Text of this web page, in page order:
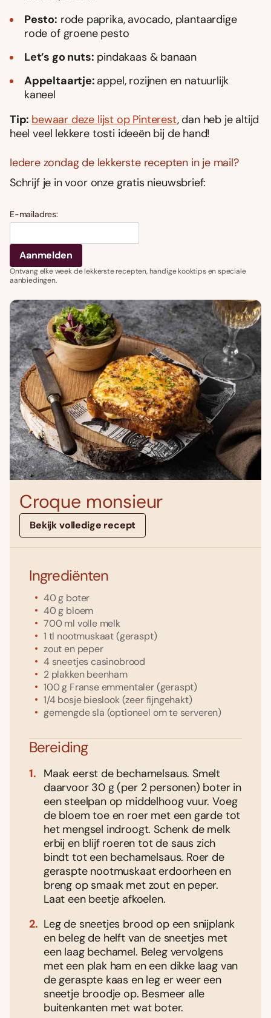
Pesto: rode paprika, avocado, plantaardige
rode of groene pesto
Let’s go nuts: pindakaas & banaan
Appeltaartje: appel, rozijnen en natuurlijk
kaneel
Tip: bewaar deze lijst op Pinterest, dan heb je altijd
heel veel lekkere tosti ideeën bij de hand!
Iedere zondag de lekkerste recepten in je mail?
Schrijf je in voor onze gratis nieuwsbrief:
E-mailadres:
Ontvang elke week de lekkerste recepten, handige kooktips en speciale
aanbiedingen.
Croque monsieur
Bekijk volledige recept
Ingrediënten
40g boter
40g bloem
700 ml volle melk
1 tl nootmuskaat(geraspt)
zout en peper
4 sneetjescasinobrood
2 plakkenbeenham
100g Franse emmentaler(geraspt)
1/4 bosje bieslook(zeer fijngehakt)
gemengde sla (optioneel om te serveren)
Bereiding
Maak eerst de bechamelsaus. Smelt
daarvoor 30 g (per 2 personen) boter in
een steelpan op middelhoog vuur. Voeg
de bloem toe en roer met een garde tot
het mengsel indroogt. Schenk de melk
erbij en blijf roeren tot de saus zich
bindt tot een bechamelsaus. Roer de
geraspte nootmuskaat erdoorheen en
breng op smaak met zout en peper.
Laat een beetje afkoelen.
Leg de sneetjes brood op een snijplank
en beleg de helft van de sneetjes met
een laag bechamel. Beleg vervolgens
met een plak ham en een dikke laag van
de geraspte kaas en leg er weer een
sneetje broodje op. Besmeer alle
buitenkanten met wat boter.